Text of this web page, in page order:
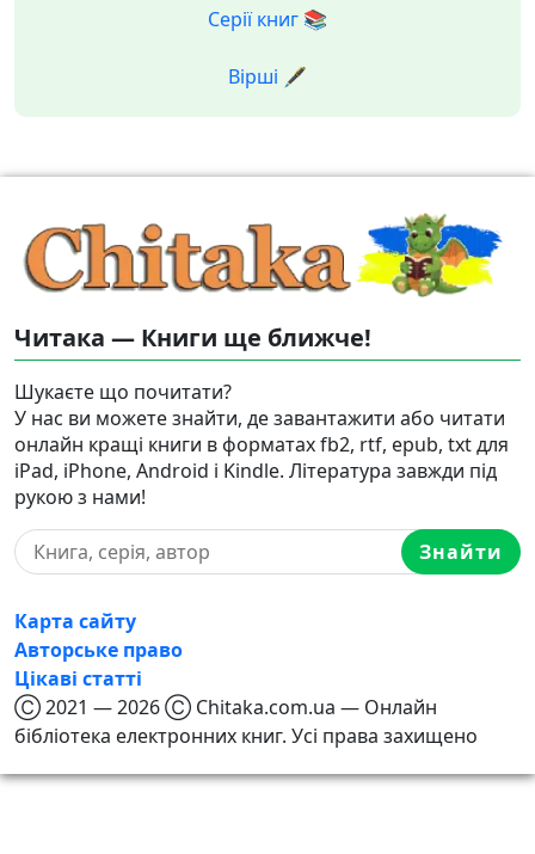
Серії книг 📚
Вірші 🖋️
Читака — Книги ще ближче!
Шукаєте що почитати?
У нас ви можете знайти, де завантажити або читати
онлайн кращі книги в форматах fb2, rtf, epub, txt для
iPad, iPhone, Android і Kindle. Література завжди під
рукою з нами!
Знайти
Карта сайту
Авторське право
Цікаві статті
Ⓒ 2021 — 2026 Ⓒ Chitaka.com.ua — Онлайн
бібліотека електронних книг. Усі права захищено